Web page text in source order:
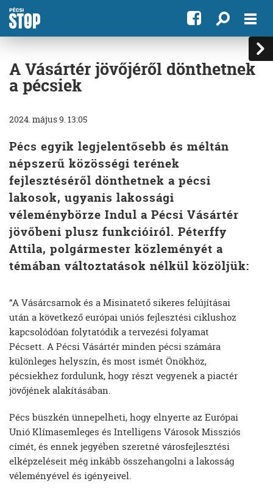
A Vásártér jövőjéről dönthetnek
a pécsiek
2024. május 9. 13:05
Pécs egyik legjelentősebb és méltán
népszerű közösségi terének
fejlesztéséről dönthetnek a pécsi
lakosok, ugyanis lakossági
véleménybörze Indul a Pécsi Vásártér
jövőbeni plusz funkcióiról. Péterffy
Attila, polgármester közleményét a
témában változtatások nélkül közöljük:
”A Vásárcsarnok és a Misinatető sikeres felújításai
után a következő európai uniós fejlesztési ciklushoz
kapcsolódóan folytatódik a tervezési folyamat
Pécsett. A Pécsi Vásártér minden pécsi számára
különleges helyszín, és most ismét Önökhöz,
pécsiekhez fordulunk, hogy részt vegyenek a piactér
jövőjének alakításában.
Pécs büszkén ünnepelheti, hogy elnyerte az Európai
Unió Klímasemleges és Intelligens Városok Missziós
címét, és ennek jegyében szeretné városfejlesztési
elképzeléseit még inkább összehangolni a lakosság
véleményével és igényeivel.